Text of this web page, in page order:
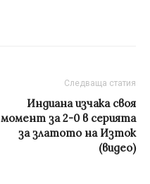
Следваща статия
Индиана изчака своя
момент за 2-0 в серията
за златото на Изток
(видео)